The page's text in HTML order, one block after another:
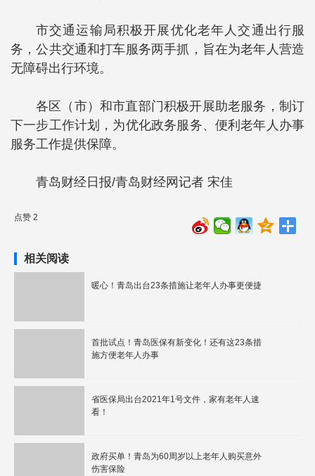
市交通运输局积极开展优化老年人交通出行服
务，公共交通和打车服务两手抓，旨在为老年人营造
无障碍出行环境。
各区（市）和市直部门积极开展助老服务，制订
下一步工作计划，为优化政务服务、便利老年人办事
服务工作提供保障。
青岛财经日报/青岛财经网记者 宋佳
点赞 2
相关阅读
暖心！青岛出台23条措施让老年人办事更便捷
首批试点！青岛医保有新变化！还有这23条措
施方便老年人办事
​省医保局出台2021年1号文件，家有老年人速
看！
政府买单！青岛为60周岁以上老年人购买意外
伤害保险